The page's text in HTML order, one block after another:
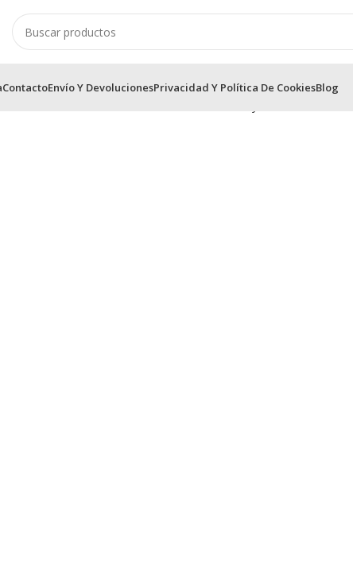
ContactoEnvío Y DevolucionesPrivacidad Y Política De CookiesBlog